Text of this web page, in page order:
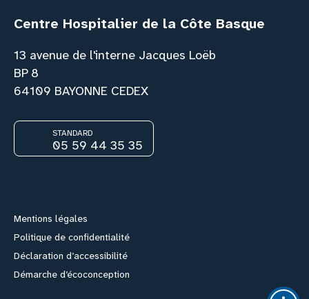
Centre Hospitalier de la Côte Basque
13 avenue de l'interne Jacques Loëb
BP 8
64109 BAYONNE CEDEX
STANDARD
05 59 44 35 35
Mentions légales
Politique de confidentialité
Déclaration d’accessibilité
Démarche d’écoconception